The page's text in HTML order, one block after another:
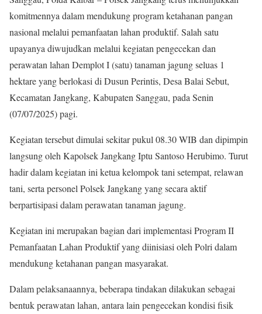
komitmennya dalam mendukung program ketahanan pangan
nasional melalui pemanfaatan lahan produktif. Salah satu
upayanya diwujudkan melalui kegiatan pengecekan dan
perawatan lahan Demplot I (satu) tanaman jagung seluas 1
hektare yang berlokasi di Dusun Perintis, Desa Balai Sebut,
Kecamatan Jangkang, Kabupaten Sanggau, pada Senin
(07/07/2025) pagi.
Kegiatan tersebut dimulai sekitar pukul 08.30 WIB dan dipimpin
langsung oleh Kapolsek Jangkang Iptu Santoso Herubimo. Turut
hadir dalam kegiatan ini ketua kelompok tani setempat, relawan
tani, serta personel Polsek Jangkang yang secara aktif
berpartisipasi dalam perawatan tanaman jagung.
Kegiatan ini merupakan bagian dari implementasi Program II
Pemanfaatan Lahan Produktif yang diinisiasi oleh Polri dalam
mendukung ketahanan pangan masyarakat.
Dalam pelaksanaannya, beberapa tindakan dilakukan sebagai
bentuk perawatan lahan, antara lain pengecekan kondisi fisik